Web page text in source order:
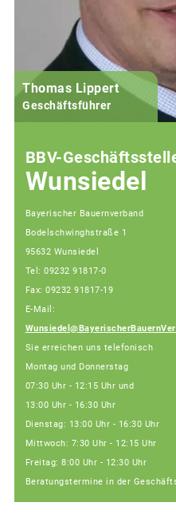
Thomas Lippert
Geschäftsführer
BBV-
Wunsiedel
Bayerischer Bauernverband
Bodelschwinghstraße 1
95632 Wunsiedel
Tel: 09232 91817-0
Fax: 09232 91817-19
E-Mail:
Sie erreichen uns telefonisch
Montag und Donnerstag
07:30 Uhr - 12:15 Uhr und
13:00 Uhr - 16:30 Uhr
Dienstag: 13:00 Uhr - 16:30 Uhr
Mittwoch: 7:30 Uhr - 12:15 Uhr
Freitag: 8:00 Uhr - 12:30 Uhr
Beratungstermine in der